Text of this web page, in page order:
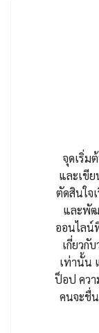
จุดเริ่ม
และเขี
ตัดสินใจ
และพัฒ
ออนไลน์
เกี่ยวกั
เท่านั้น
ป็อป ควา
คนจะชื่